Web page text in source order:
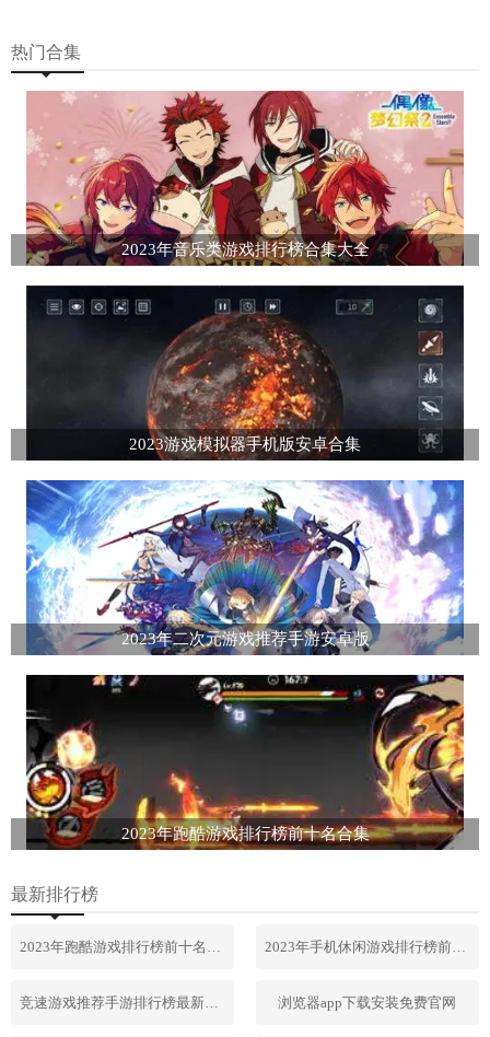
热门合集
2023年音乐类游戏排行榜合集大全
2023游戏模拟器手机版安卓合集
2023年二次元游戏推荐手游安卓版
2023年跑酷游戏排行榜前十名合集
最新排行榜
2023年手机休闲游戏排行榜前十名
浏览器app下载安装免费官网